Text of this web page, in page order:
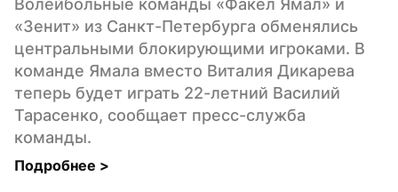
Волейбольные команды «Факел Ямал» и
«Зенит» из Санкт-Петербурга обменялись
центральными блокирующими игроками. В
команде Ямала вместо Виталия Дикарева
теперь будет играть 22-летний Василий
Тарасенко, сообщает пресс-служба
команды.
Подробнее >